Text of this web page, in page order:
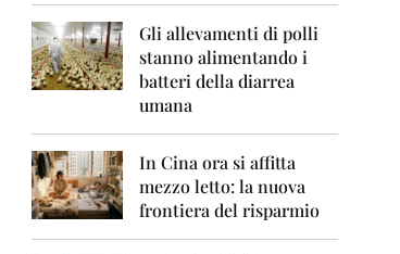
Gli allevamenti di polli
stanno alimentando i
batteri della diarrea
umana
In Cina ora si affitta
mezzo letto: la nuova
frontiera del risparmio